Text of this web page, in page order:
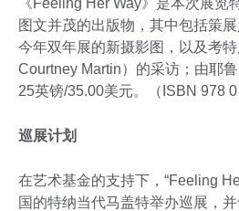
《Feeling Her Way》是本次展览
图文并茂的出版物，其中包括策
今年双年展的新摄影图，以及考
Courtney Martin）的采访；由耶
25英镑/35.00美元。（ISBN 978 0
巡展计划
在艺术基金的支持下，“Feeling
国的特纳当代马盖特举办巡展，